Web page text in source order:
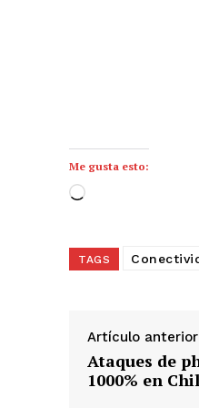
Me gusta esto:
C
g
d
o
TAGS
Artículo anterior
Ataques de
1000% en